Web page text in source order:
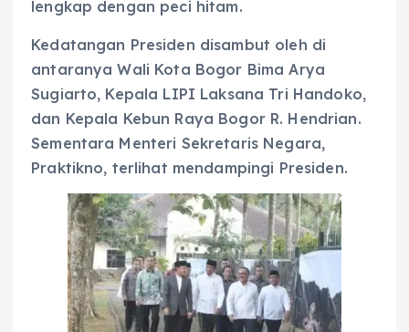
lengkap dengan peci hitam.
Kedatangan Presiden disambut oleh di
antaranya Wali Kota Bogor Bima Arya
Sugiarto, Kepala LIPI Laksana Tri Handoko,
dan Kepala Kebun Raya Bogor R. Hendrian.
Sementara Menteri Sekretaris Negara,
Praktikno, terlihat mendampingi Presiden.